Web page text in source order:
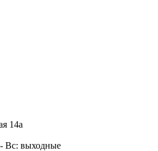
14а
Вс: выходные